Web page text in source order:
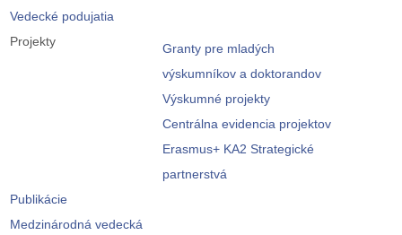
Vedecké podujatia
Projekty
Granty pre mladých
výskumníkov a doktorandov
Výskumné projekty
Centrálna evidencia projektov
Erasmus+ KA2 Strategické
partnerstvá
Publikácie
Medzinárodná vedecká